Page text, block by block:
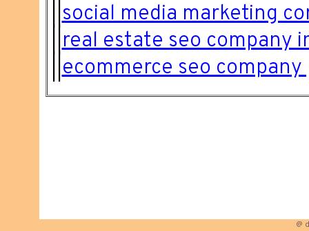
||social media marketing
||real estate seo company
||ecommerce seo company
@